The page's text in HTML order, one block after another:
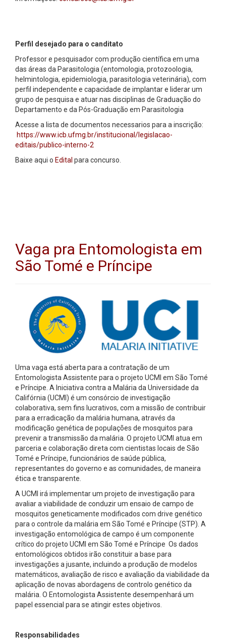
Perfil desejado para o canditato
Professor e pesquisador com produção científica em uma
das áreas da Parasitologia (entomologia, protozoologia,
helmintologia, epidemiologia, parasitologia veterinária), com
perfil independente e capacidade de implantar e liderar um
grupo de pesquisa e atuar nas disciplinas de Graduação do
Departamento e da Pós-Graduação em Parasitologia
Acesse a lista de documentos necessarios para a inscrição:
https://www.icb.ufmg.br/institucional/legislacao-
editais/publico-interno-2
Baixe aqui o Edital para concurso.
Vaga pra Entomologista em
São Tomé e Príncipe
Uma vaga está aberta para a contratação de um
Entomologista Assistente para o projeto UCMI em São Tomé
e Príncipe. A Iniciativa contra a Malária da Universidade da
Califórnia (UCMI) é um consórcio de investigação
colaborativa, sem fins lucrativos, com a missão de contribuir
para a erradicação da malária humana, através da
modificação genética de populações de mosquitos para
prevenir a transmissão da malária. O projeto UCMI atua em
parceria e colaboração direta com cientistas locais de São
Tomé e Príncipe, funcionários de saúde pública,
representantes do governo e as comunidades, de maneira
ética e transparente.
A UCMI irá implementar um projeto de investigação para
avaliar a viabilidade de conduzir um ensaio de campo de
mosquitos geneticamente modificados com drive genético
para o controle da malária em São Tomé e Príncipe (STP). A
investigação entomológica de campo é um componente
crítico do projeto UCMI em São Tomé e Príncipe Os dados
entomológicos obtidos irão constituir a base para
investigações a jusante, incluindo a produção de modelos
matemáticos, avaliação de risco e avaliação da viabilidade da
aplicação de novas abordagens de controlo genético da
malária. O Entomologista Assistente desempenhará um
papel essencial para se atingir estes objetivos.
Responsabilidades